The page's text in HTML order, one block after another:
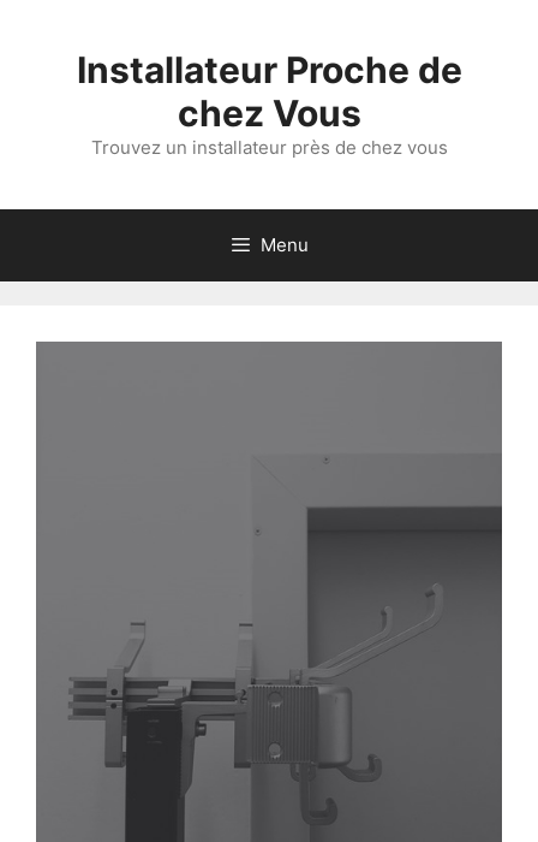
Installateur Proche de
chez Vous
Trouvez un installateur près de chez vous
Menu